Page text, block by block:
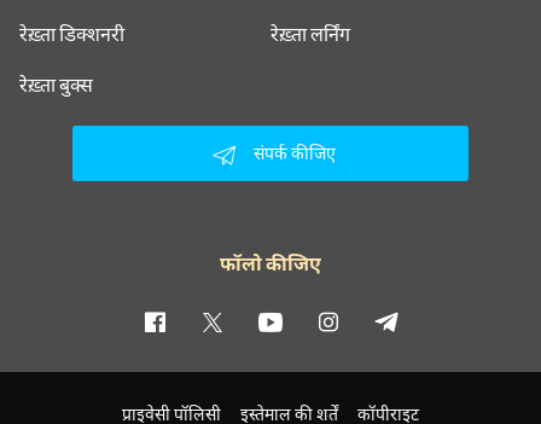
रेख़्ता डिक्शनरी रेख़्ता लर्निंग
रेख़्ता बुक्स
संपर्क कीजिए
फॉलो कीजिए
प्राइवेसी पॉलिसी इस्तेमाल की शर्तें कॉपीराइट